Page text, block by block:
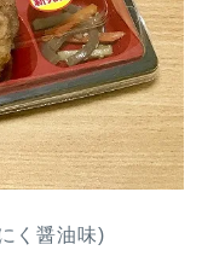
く醤油味)